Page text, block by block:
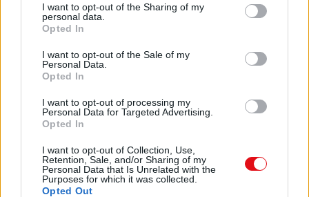
I want to opt-out of the Sharing of my
personal data.
Opted In
I want to opt-out of the Sale of my
Personal Data.
Opted In
I want to opt-out of processing my
Personal Data for Targeted Advertising.
Opted In
I want to opt-out of Collection, Use,
Retention, Sale, and/or Sharing of my
Personal Data that Is Unrelated with the
Purposes for which it was collected.
Opted Out
Descargar el documento (PDF)
ARTÃCULOS VIGENTES.pdf (PDF, 114 KB)